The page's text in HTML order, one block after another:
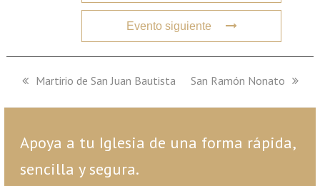
Evento siguiente
previous
Martirio de San Juan Bautista
next
San Ramón Nonato
Apoya a tu Iglesia de una forma rápida,
sencilla y segura.